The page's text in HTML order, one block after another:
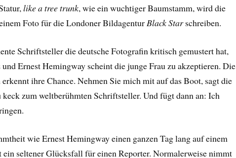
like a tree trunk, wie ein wuchtiger Baumstamm, wird die
Foto für die Londoner BildagenturBlack Starschreiben.
Schriftsteller die deutsche Fotografin kritisch gemustert hat,
Ernest Hemingway scheint die junge Frau zu akzeptieren. Die
ihre Chance. Nehmen Sie mich mit auf das Boot, sagt die
keck zum weltberühmten Schriftsteller. Und fügt dann an: Ich
wie Ernest Hemingway einen ganzen Tag lang auf einem
seltener Glücksfall für einen Reporter. Normalerweise nimmt